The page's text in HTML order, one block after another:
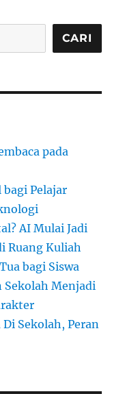
CARI
pada
Pelajar
AI Mulai Jadi
Ruang Kuliah
bagi Siswa
Sekolah Menjadi
Sekolah, Peran